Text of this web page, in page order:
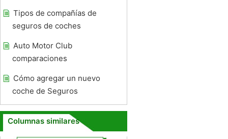
Tipos de compañías de
seguros de coches
Auto Motor Club
comparaciones
Cómo agregar un nuevo
coche de Seguros
Columnas similares